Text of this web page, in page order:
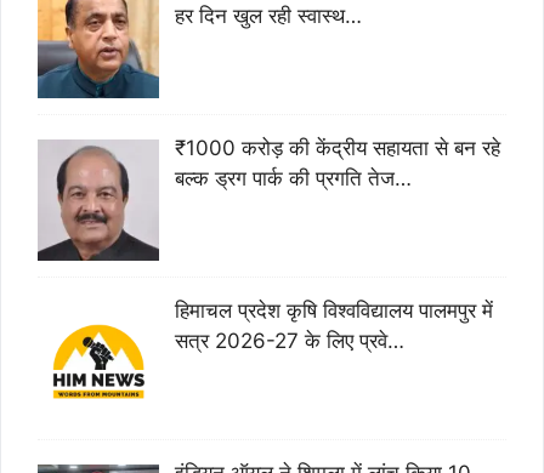
हर दिन खुल रही स्वास्थ…
₹1000 करोड़ की केंद्रीय सहायता से बन रहे
बल्क ड्रग पार्क की प्रगति तेज…
हिमाचल प्रदेश कृषि विश्वविद्यालय पालमपुर में
सत्र 2026-27 के लिए प्रवे…